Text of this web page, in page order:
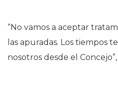
“No vamos a aceptar
las apuradas. Los tiempos
nosotros desde el